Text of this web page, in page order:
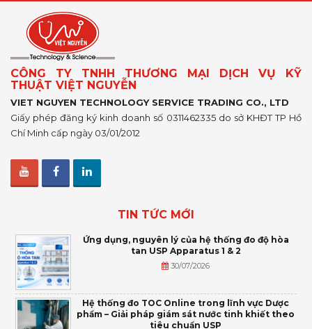
CÔNG TY TNHH THƯƠNG MẠI DỊCH VỤ KỸ
THUẬT VIỆT NGUYỄN
VIET NGUYEN TECHNOLOGY SERVICE TRADING CO., LTD
Giấy phép đăng ký kinh doanh số 0311462335 do sở KHĐT TP Hồ
Chí Minh cấp ngày 03/01/2012
TIN TỨC MỚI
Ứng dụng, nguyên lý của hệ thống đo độ hòa
tan USP Apparatus 1 & 2
30/07/2026
Hệ thống đo TOC Online trong lĩnh vực Dược
phẩm – Giải pháp giám sát nước tinh khiết theo
tiêu chuẩn USP